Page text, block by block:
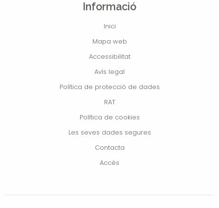
Informació
Inici
Mapa web
Accessibilitat
Avís legal
Política de protecció de dades
RAT
Política de cookies
Les seves dades segures
Contacta
Accés